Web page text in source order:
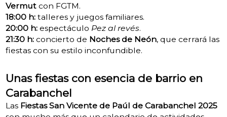
Vermutcon FGTM.
18:00 h:talleres y juegos familiares.
20:00 h:espectáculo Pez al revés.
21:30 h:concierto de Noches de Neón, que cerrará las
fiestas con su estilo inconfundible.
Unas fiestas con esencia de barrio en
Carabanchel
Las Fiestas San Vicente de Paúl de Carabanchel 2025